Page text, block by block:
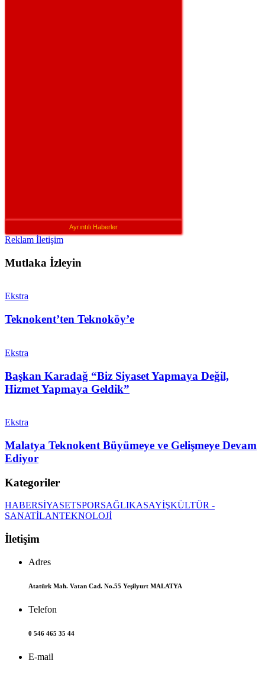
Ayrıntılı Haberler
Reklam İletişim
Mutlaka İzleyin
Ekstra
Teknokent’ten Teknoköy’e
Ekstra
Başkan Karadağ “Biz Siyaset Yapmaya Değil,
Hizmet Yapmaya Geldik”
Ekstra
Malatya Teknokent Büyümeye ve Gelişmeye Devam
Ediyor
Kategoriler
HABERSİYASETSPORSAĞLIKASAYİŞKÜLTÜR -
SANATİLANTEKNOLOJİ
İletişim
Adres
Atatürk Mah. Vatan Cad. No.55 Yeşilyurt MALATYA
Telefon
0 546 465 35 44
E-mail